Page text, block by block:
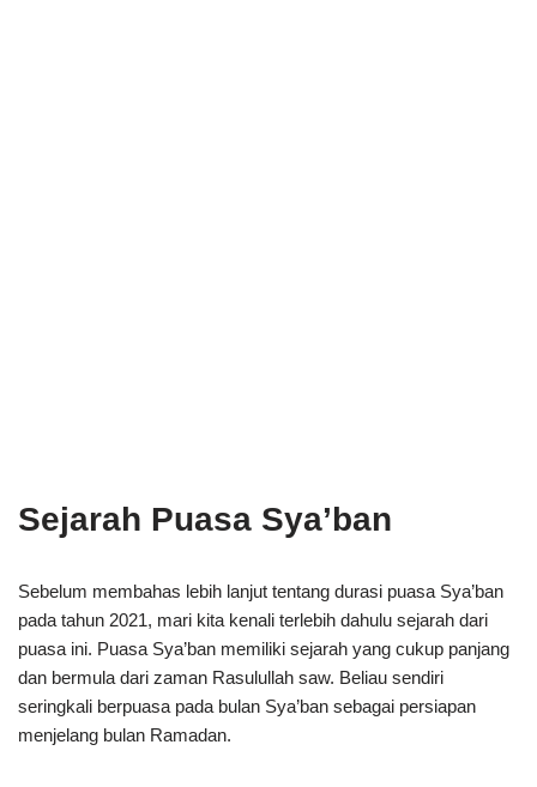
Sejarah Puasa Sya’ban
Sebelum membahas lebih lanjut tentang durasi puasa Sya’ban
pada tahun 2021, mari kita kenali terlebih dahulu sejarah dari
puasa ini. Puasa Sya’ban memiliki sejarah yang cukup panjang
dan bermula dari zaman Rasulullah saw. Beliau sendiri
seringkali berpuasa pada bulan Sya’ban sebagai persiapan
menjelang bulan Ramadan.